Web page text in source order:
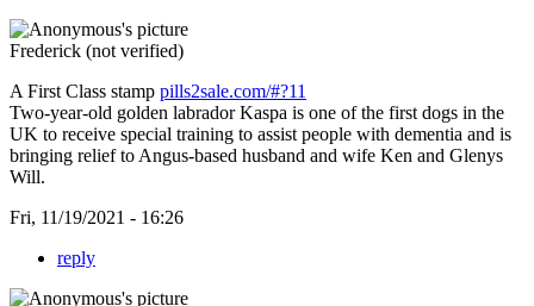
Frederick (not verified)
A First Class stamp pills2sale.com/#?11
Two-year-old golden labrador Kaspa is one of the first dogs in the
UK to receive special training to assist people with dementia and is
bringing relief to Angus-based husband and wife Ken and Glenys
Will.
Fri, 11/19/2021 - 16:26
reply